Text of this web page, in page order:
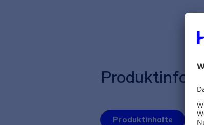
Produktinhalte